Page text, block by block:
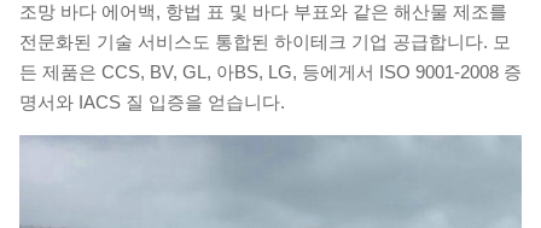
조망 바다 에어백, 항법 표 및 바다 부표와 같은 해산물 제조를
전문화된 기술 서비스도 통합된 하이테크 기업 공급합니다. 모
든 제품은 CCS, BV, GL, 아BS, LG, 등에게서 ISO 9001-2008 증
명서와 IACS 질 입증을 얻습니다.